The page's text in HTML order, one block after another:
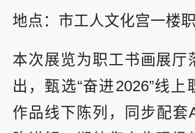
地点：市工人文化宫一楼
本次展览为职工书画展厅
出，甄选“奋进2026”线
作品线下陈列，同步配套